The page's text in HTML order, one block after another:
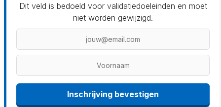
Dit veld is bedoeld voor validatiedoeleinden en moet
niet worden gewijzigd.